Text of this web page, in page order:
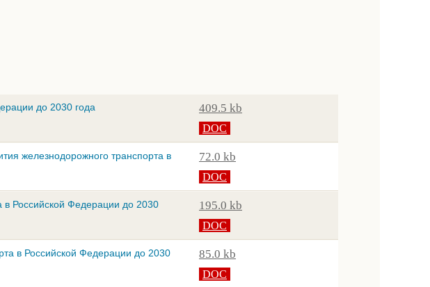
до 2030 года 409.5 kb
DOC
железнодорожного транспорта в
72.0 kb
DOC
в Российской Федерации до 2030
195.0 kb
DOC
в Российской Федерации до 2030
85.0 kb
DOC